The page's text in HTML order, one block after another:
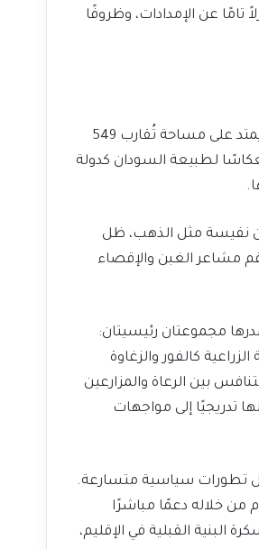
عن الإمدادات، وظروفًا
شكّلت التركيبة السكانية المعقدة والتداخلات الحدودية في إقليم دارفور، الذي يمتد على مساحة تُقارب 549
لطبيعة السودان كدولة
نفيسة مثل الذهب، ظل
مشاعر الغبن والإقصاء
مجموعتان رئيسيتان:
كالفور والزغاوة
بين الرعاة والمزارعين
تدريجيًا إلى مواجهات
تطورات سياسية متسارعة.
من خلاله دعمًا مباشرًا
البنية القبلية في الإقليم،